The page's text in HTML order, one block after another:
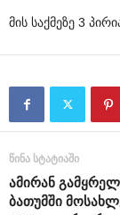
მის საქმეზე 3
წინა სტატიაში
ამირან
ბათუმში